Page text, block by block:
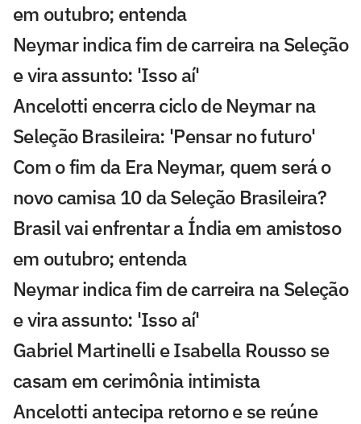
em outubro; entenda
Neymar indica fim de carreira na Seleção
e vira assunto: 'Isso aí'
Ancelotti encerra ciclo de Neymar na
Seleção Brasileira: 'Pensar no futuro'
Com o fim da Era Neymar, quem será o
novo camisa 10 da Seleção Brasileira?
Brasil vai enfrentar a Índia em amistoso
em outubro; entenda
Neymar indica fim de carreira na Seleção
e vira assunto: 'Isso aí'
Gabriel Martinelli e Isabella Rousso se
casam em cerimônia intimista
Ancelotti antecipa retorno e se reúne